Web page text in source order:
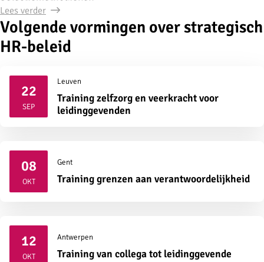
Lees verder
Volgende vormingen over strategisch
HR-beleid
22
SEP2026
Leuven
Training zelfzorg en veerkracht voor
leidinggevenden
08
OKT2026
Gent
Training grenzen aan verantwoordelijkheid
12
OKT2026
Antwerpen
Training van collega tot leidinggevende